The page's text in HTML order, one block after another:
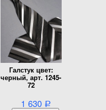
Галстук цвет:
черный, арт. 1245-
72
1 630 Р